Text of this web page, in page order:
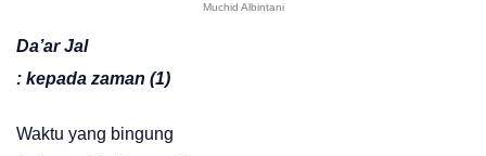
Muchid Albintani
Da’ar Jal
: kepada zaman (1)
Waktu yang bingung